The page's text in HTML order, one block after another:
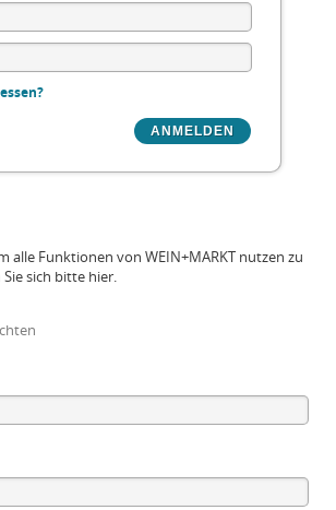
alle Funktionen von WEIN+MARKT nutzen zu
sich bitte hier.